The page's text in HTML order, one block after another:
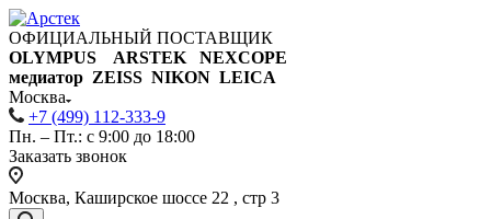
ОФИЦИАЛЬНЫЙ ПОСТАВЩИК
OLYMPUS ARSTEK NEXCOPE
медиатор ZEISS NIKON LEICA
Москва
+7 (499) 112-333-9
Пн. – Пт.: с 9:00 до 18:00
Заказать звонок
Москва, Каширское шоссе 22 , стр 3